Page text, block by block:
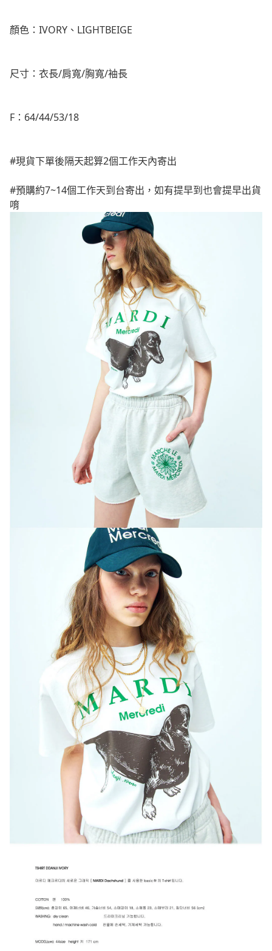
顏色：IVORY、LIGHTBEIGE
尺寸：衣長/肩寬/胸寬/袖長
F：64/44/53/18
#現貨下單後隔天起算2個工作天內寄出
#預購約7~14個工作天到台寄出，如有提早到也會提早出貨
唷